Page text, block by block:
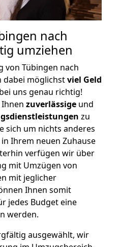
nach
umziehen
von Tübingen nach
dabei möglichstviel Geld
uns genau richtig!
zuverlässige und
zu
sich um nichts anderes
Ihrem neuen Zuhause
verfügen wir über
mit Umzügen von
mit jeglicher
Ihnen somit
jedes Budget eine
werden.
ausgewählt, wir